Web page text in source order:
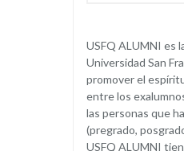
USFQ ALUMNI es
Universidad San
promover el
entre los
las personas que
(pregrado,
USFQ ALUMNI